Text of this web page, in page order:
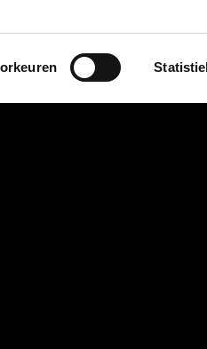
zonder extra
kleine reparaties
controle van de